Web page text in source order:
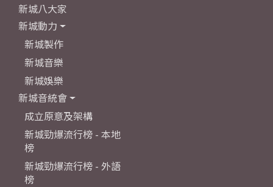
新城八大家
新城動力
新城製作
新城音樂
新城娛樂
新城音統會
成立原意及架構
新城勁爆流行榜 - 本地
榜
新城勁爆流行榜 - 外語
榜